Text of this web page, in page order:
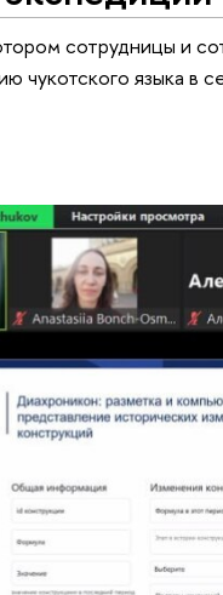
сотрудницы и
чукотского языка в